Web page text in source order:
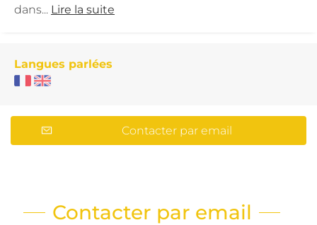
dans... Lire la suite
Langues parlées
Contacter par email
Contacter par email